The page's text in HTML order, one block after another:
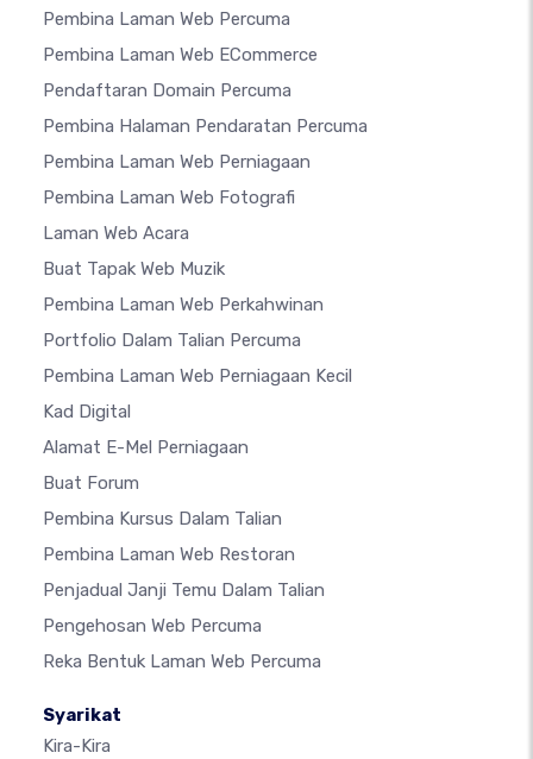
Pembina Laman Web Percuma
Pembina Laman Web ECommerce
Pendaftaran Domain Percuma
Pembina Halaman Pendaratan Percuma
Pembina Laman Web Perniagaan
Pembina Laman Web Fotografi
Laman Web Acara
Buat Tapak Web Muzik
Pembina Laman Web Perkahwinan
Portfolio Dalam Talian Percuma
Pembina Laman Web Perniagaan Kecil
Kad Digital
Alamat E-Mel Perniagaan
Buat Forum
Pembina Kursus Dalam Talian
Pembina Laman Web Restoran
Penjadual Janji Temu Dalam Talian
Pengehosan Web Percuma
Reka Bentuk Laman Web Percuma
Syarikat
Kira-Kira